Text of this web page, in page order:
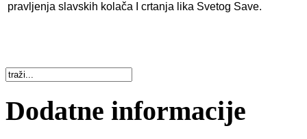
pravljenja slavskih kolača I crtanja lika Svetog Save.
Dodatne informacije